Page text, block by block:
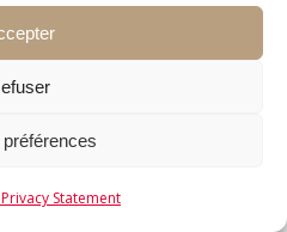
Privacy Statement
reproduction is prohibited